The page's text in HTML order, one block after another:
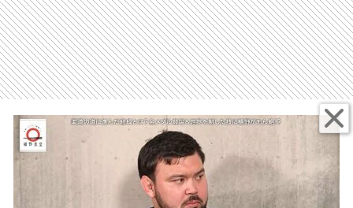
市場の名仲卸が手がける「美味しい魚料理」